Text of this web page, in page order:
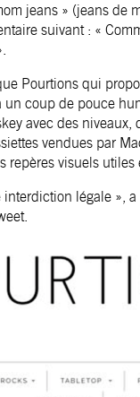
jeans » (jeans de
suivant : «
Pourtions qui
coup de pouce
avec des
vendues par
repères visuels
légale »,